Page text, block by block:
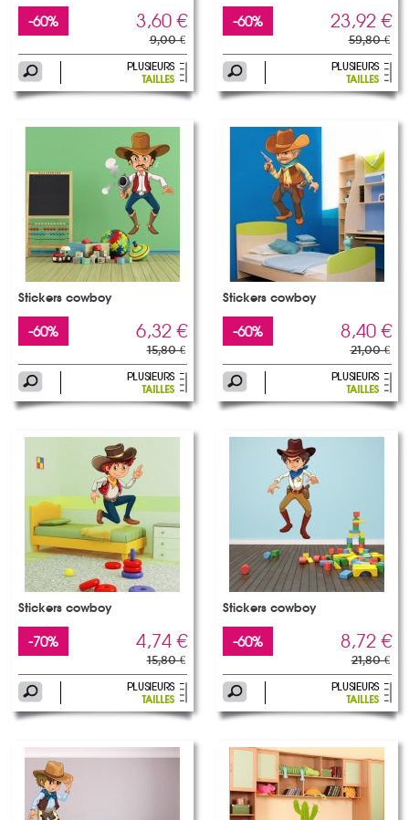
-60% 3,60 €
9,00 €
-60% 23,92 €
59,80 €
Stickers cowboy
-60% 6,32 €
15,80 €
Stickers cowboy
-60% 8,40 €
21,00 €
Stickers cowboy
-70% 4,74 €
15,80 €
Stickers cowboy
-60% 8,72 €
21,80 €